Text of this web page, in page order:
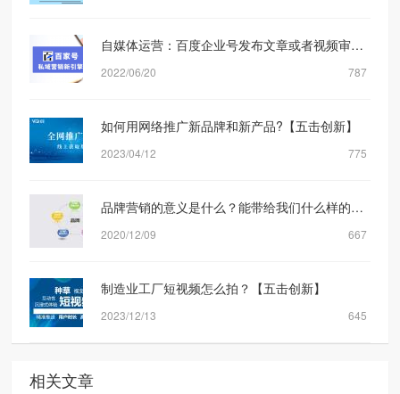
自媒体运营：百度企业号发布文章或者视频审核规则机制是什么？【五击创新】
2022/06/20 787
如何用网络推广新品牌和新产品?【五击创新】
2023/04/12 775
品牌营销的意义是什么？能带给我们什么样的转化？
2020/12/09 667
制造业工厂短视频怎么拍？【五击创新】
2023/12/13 645
相关文章